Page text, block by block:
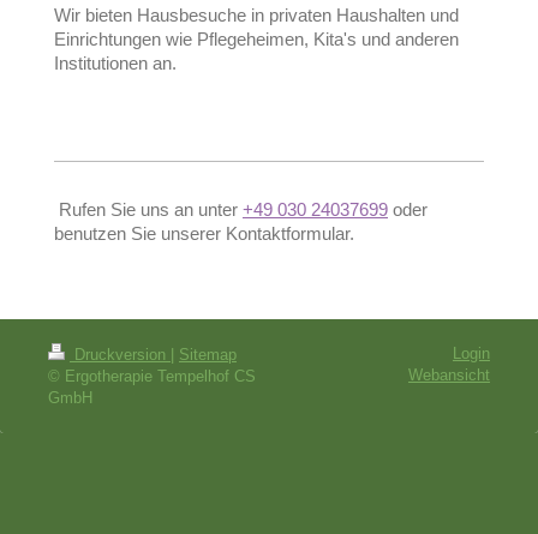
Wir bieten Hausbesuche in privaten Haushalten und
Einrichtungen wie Pflegeheimen, Kita's und anderen
Institutionen an.
Rufen Sie uns an unter +49 030 24037699 oder
benutzen Sie unserer Kontaktformular.
Druckversion | Sitemap
© Ergotherapie Tempelhof CS
GmbH
Login
Webansicht